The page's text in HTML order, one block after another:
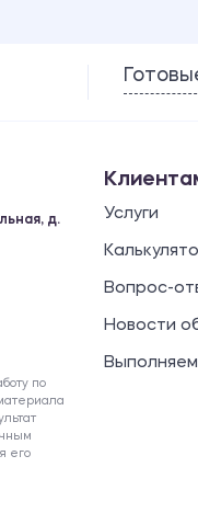
д.
по
его
Услуги
Вопрос-
Новости